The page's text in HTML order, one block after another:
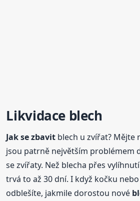
Likvidace blech
Jak se zbavit blech u zvířat? Mějte
jsou patrně největším problémem
se zvířaty. Než blecha přes
trvá to až 30 dní. I když kočku
odblešíte, jakmile dorostou nové